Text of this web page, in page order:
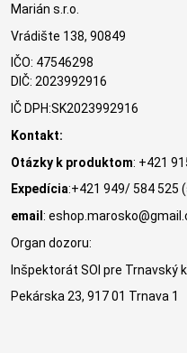
Marián s.r.o.
Vrádište 138, 90849
IČO: 47546298
DIČ: 2023992916
IČ DPH:SK2023992916
Kontakt:
Otázky k produktom: +421
Expedícia:+421 949/ 584 525
email :
Organ dozoru:
Inšpektorát SOI pre Trnavský
Pekárska 23, 917 01 Trnava 1